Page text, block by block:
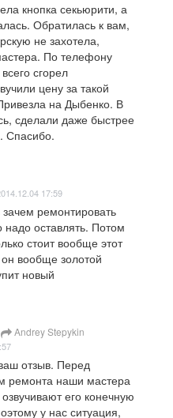
кнопка секьюрити, а
Обратилась к вам,
не захотела,
По телефону
сгорел
цену за такой
на Дыбенко. В
сделали даже быстрее
Спасибо.
17:59
ремонтировать
надо оставлять. Потом
стоит вообще этот
вообще золотой
новый
Andrey Stepykin
отзыв. Перед
ремонта наши мастера
озвучивают его конечную
у нас ситуация,